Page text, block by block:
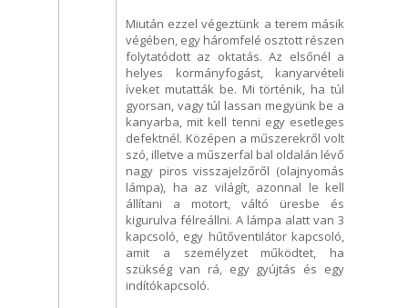
Miután ezzel végeztünk a terem másik
végében, egy háromfelé osztott részen
folytatódott az oktatás. Az elsőnél a
helyes kormányfogást, kanyarvételi
íveket mutatták be. Mi történik, ha túl
gyorsan, vagy túl lassan megyünk be a
kanyarba, mit kell tenni egy esetleges
defektnél. Középen a műszerekről volt
szó, illetve a műszerfal bal oldalán lévő
nagy piros visszajelzőről (olajnyomás
lámpa), ha az világít, azonnal le kell
állítani a motort, váltó üresbe és
kigurulva félreállni. A lámpa alatt van 3
kapcsoló, egy hűtőventilátor kapcsoló,
amit a személyzet működtet, ha
szükség van rá, egy gyújtás és egy
indítókapcsoló.